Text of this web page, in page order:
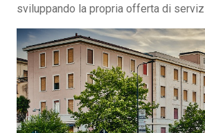
sviluppando la propria offerta di